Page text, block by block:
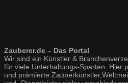
Zauberer.de – Das Portal
Wir sind ein Künstler &
für viele Unterhaltungs-Sparten. Hier
und prämierte